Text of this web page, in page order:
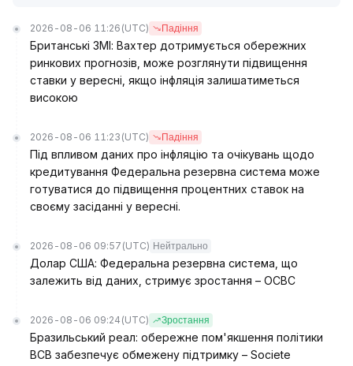
2026-08-06 11:26 (UTC) Падіння
Британські ЗМІ: Вахтер дотримується обережних
ринкових прогнозів, може розглянути підвищення
ставки у вересні, якщо інфляція залишатиметься
високою
2026-08-06 11:23 (UTC) Падіння
Під впливом даних про інфляцію та очікувань щодо
кредитування Федеральна резервна система може
готуватися до підвищення процентних ставок на
своєму засіданні у вересні.
2026-08-06 09:57 (UTC) Нейтрально
Долар США: Федеральна резервна система, що
залежить від даних, стримує зростання – OCBC
2026-08-06 09:24 (UTC) Зростання
Бразильський реал: обережне пом'якшення політики
BCB забезпечує обмежену підтримку – Societe